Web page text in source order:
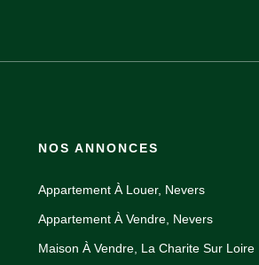
NOS ANNONCES
Appartement À Louer, Nevers
Appartement À Vendre, Nevers
Maison À Vendre, La Charite Sur Loire